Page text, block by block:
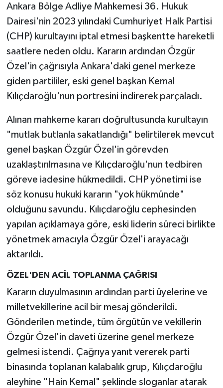
Ankara Bölge Adliye Mahkemesi 36. Hukuk
Dairesi'nin 2023 yılındaki Cumhuriyet Halk Partisi
(CHP) kurultayını iptal etmesi başkentte hareketli
saatlere neden oldu. Kararın ardından Özgür
Özel'in çağrısıyla Ankara'daki genel merkeze
giden partililer, eski genel başkan Kemal
Kılıçdaroğlu'nun portresini indirerek parçaladı.
Alınan mahkeme kararı doğrultusunda kurultayın
"mutlak butlanla sakatlandığı" belirtilerek mevcut
genel başkan Özgür Özel'in görevden
uzaklaştırılmasına ve Kılıçdaroğlu'nun tedbiren
göreve iadesine hükmedildi. CHP yönetimi ise
söz konusu hukuki kararın "yok hükmünde"
olduğunu savundu. Kılıçdaroğlu cephesinden
yapılan açıklamaya göre, eski liderin süreci birlikte
yönetmek amacıyla Özgür Özel'i arayacağı
aktarıldı.
ÖZEL'DEN ACİL TOPLANMA ÇAĞRISI
Kararın duyulmasının ardından parti üyelerine ve
milletvekillerine acil bir mesaj gönderildi.
Gönderilen metinde, tüm örgütün ve vekillerin
Özgür Özel'in daveti üzerine genel merkeze
gelmesi istendi. Çağrıya yanıt vererek parti
binasında toplanan kalabalık grup, Kılıçdaroğlu
aleyhine "Hain Kemal" şeklinde sloganlar atarak